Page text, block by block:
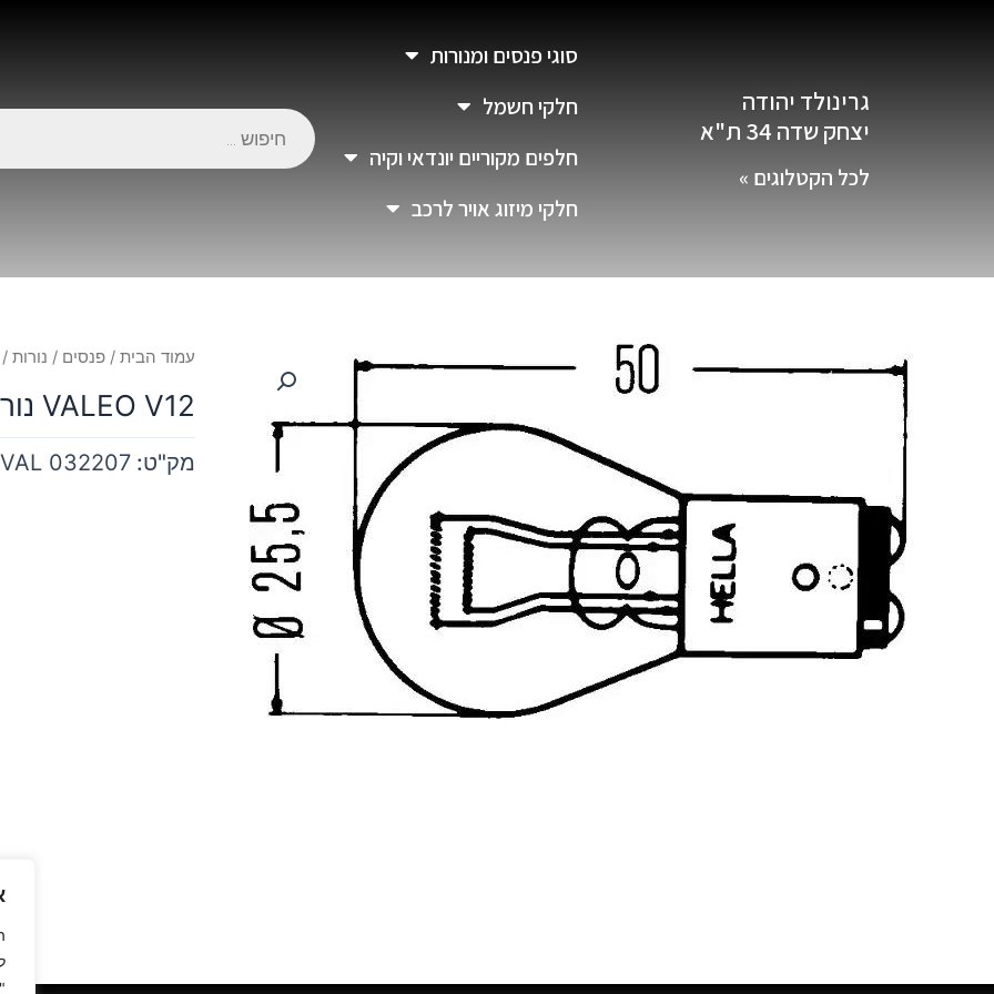
גרינולד יהודה
יצחק שדה 34 ת"א
לכל הקטלוגים »
סוגי פנסים ומנורות
חלקי חשמל
חלפים מקוריים יונדאי וקיה
חלקי מיזוג אויר לרכב
עמוד הבית / פנסים / נורות / VALEO V12 נורה BAY15D V12 21/5W
VALEO V12 נורה BAY15D V12 21/5W
מק"ט: VAL 032207